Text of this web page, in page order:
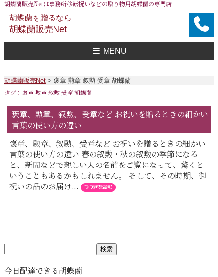
胡蝶蘭販売Netは事務所移転祝いなどの贈り物用胡蝶蘭の専門店
胡蝶蘭を贈るなら
胡蝶蘭販売Net
MENU
胡蝶蘭販売Net> 褒章 勲章 叙勲 受章 胡蝶蘭
タグ：褒章 勲章 叙勲 受章 胡蝶蘭
褒章、勲章、叙勲、受章など お祝いを贈るときの細かい
言葉の使い方の違い
褒章、勲章、叙勲、受章など お祝いを贈るときの細かい
言葉の使い方の違い 春の叙勲・秋の叙勲の季節になる
と、新聞などで親しい人の名前をご覧になって、驚くと
いうこともあるかもしれません。 そして、その時期、御
祝いの品のお届け...
今日配達できる胡蝶蘭